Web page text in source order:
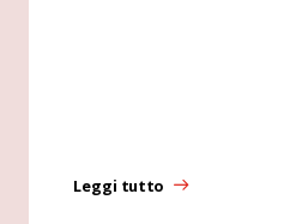
Leggi tutto